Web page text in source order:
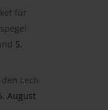
für
5.
Lech
August